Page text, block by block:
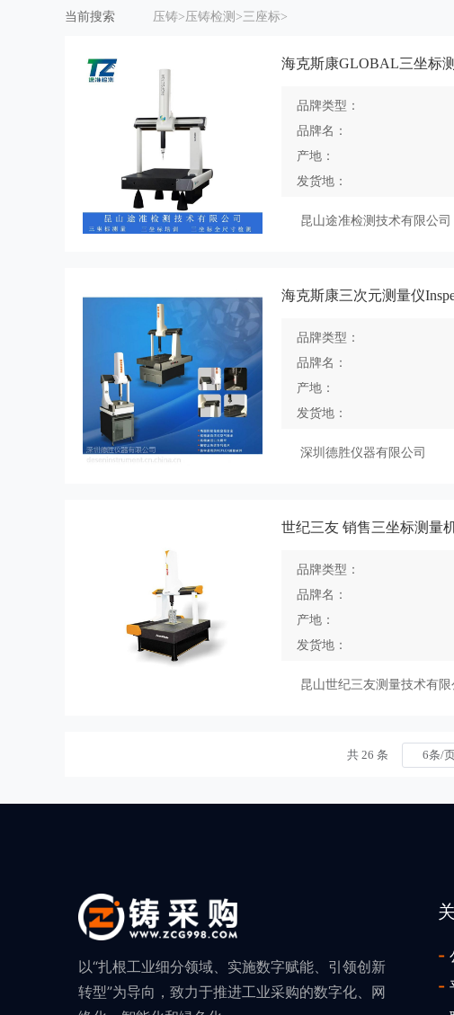
当前搜索 压铸>压铸检测>三座标>
品牌类型：
品牌名：
产地：
发货地：
昆山途准检测技术有限公司
海克斯康三次元测量仪
品牌类型：
品牌名：
产地：
发货地：
深圳德胜仪器有限公司
品牌类型：
品牌名：
产地：
发货地：
昆山世纪三友测量技术有限
共 26 条
以“扎根工业细分领域、实施数字赋能、引领创新
转型”为导向，致力于推进工业采购的数字化、网
-
-